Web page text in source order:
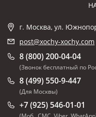
г. Москва, ул.
post@xochy-xochy.com
8 (800) 200-04-04
(Звонок бесплатный по
8 (499) 550-9-447
(Для Москвы)
+7 (925) 546-01-01